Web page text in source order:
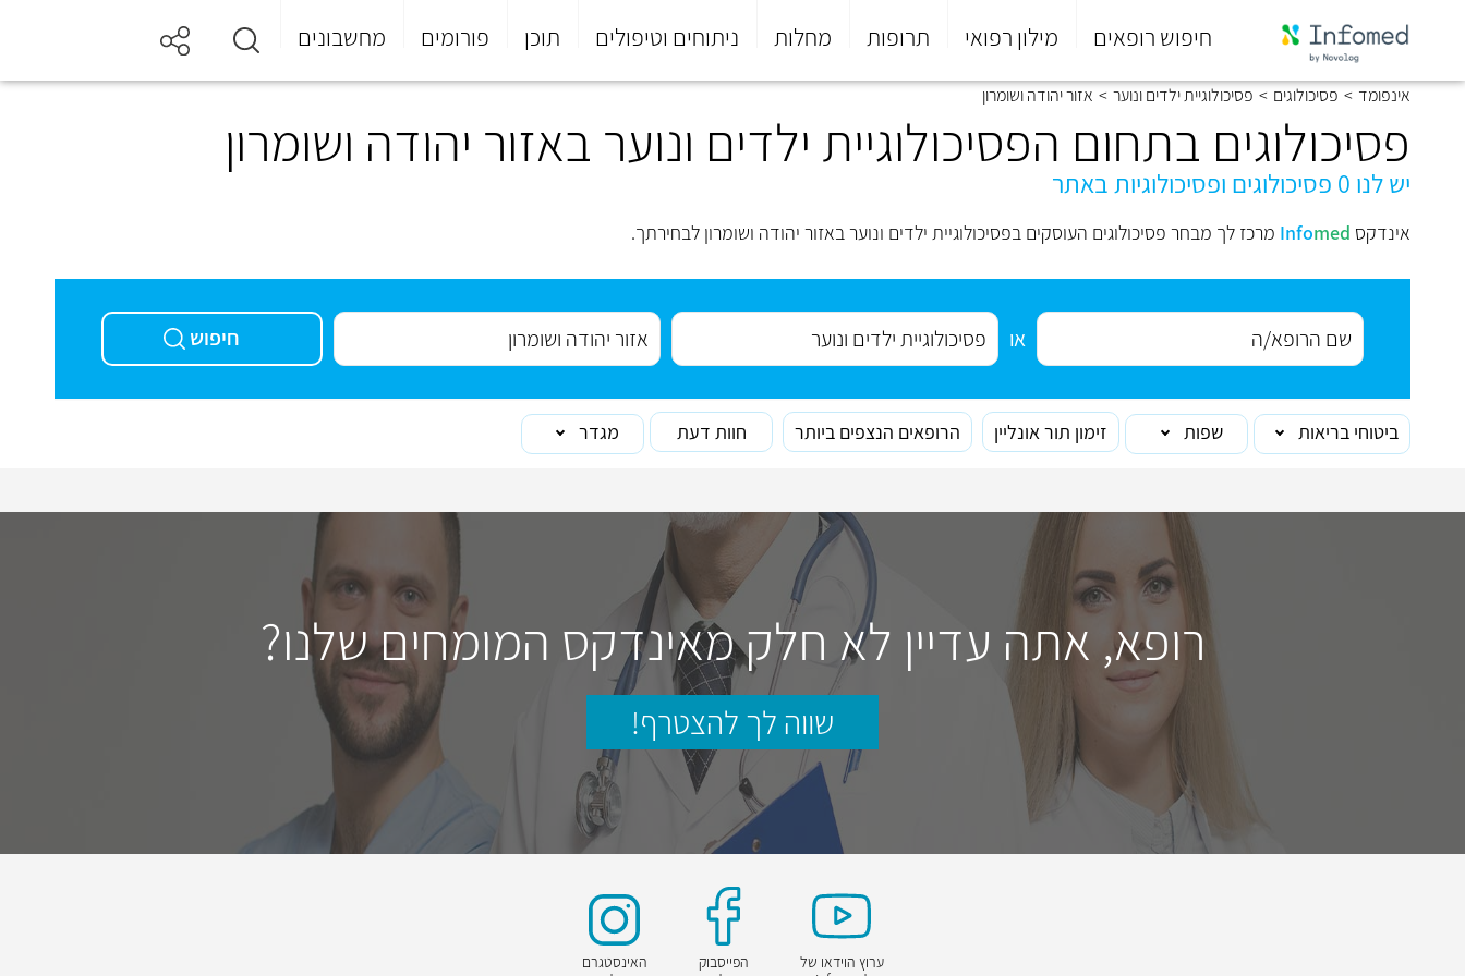
חיפוש רופאים מילון רפואי תרופות מחלות ניתוחים וטיפולים תוכן פורומים מחשבונים
סוף
התפריט
אינפומד > פסיכולוגים > פסיכולוגיית ילדים ונוער > אזור יהודה ושומרון
פסיכולוגים בתחום הפסיכולוגיית ילדים ונוער באזור יהודה ושומרון
יש לנו 0 פסיכולוגים ופסיכולוגיות באתר
אינדקס Infomed מרכז לך מבחר פסיכולוגים העוסקים בפסיכולוגיית ילדים ונוער באזור יהודה ושומרון לבחירתך.
או חיפוש
ביטוחי בריאות שפות זימון תור אונליין הרופאים הנצפים ביותר חוות דעת מגדר
רופא, אתה עדיין לא חלק מאינדקס המומחים שלנו?
שווה לך להצטרף!
ערוץ הוידאו של
הפייסבוק
האינסטגרם